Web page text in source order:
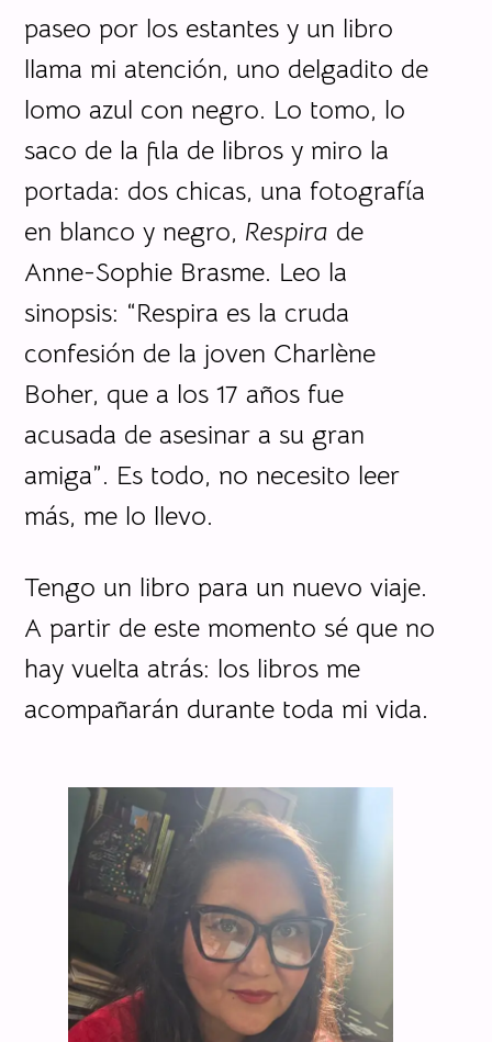
paseo por los estantes y un libro
llama mi atención, uno delgadito de
lomo azul con negro. Lo tomo, lo
saco de la fila de libros y miro la
portada: dos chicas, una fotografía
en blanco y negro, Respira de
Anne-Sophie Brasme. Leo la
sinopsis: “Respira es la cruda
confesión de la joven Charlène
Boher, que a los 17 años fue
acusada de asesinar a su gran
amiga”. Es todo, no necesito leer
más, me lo llevo.
Tengo un libro para un nuevo viaje.
A partir de este momento sé que no
hay vuelta atrás: los libros me
acompañarán durante toda mi vida.